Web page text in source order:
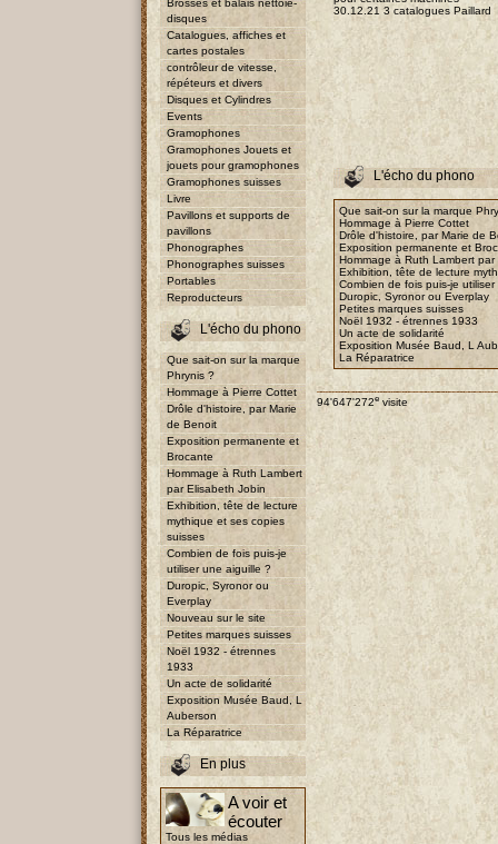
Brosses et balais nettoie-
disques
Catalogues, affiches et
cartes postales
contrôleur de vitesse,
répéteurs et divers
Disques et Cylindres
Events
Gramophones
Gramophones Jouets et
jouets pour gramophones
Gramophones suisses
Livre
Pavillons et supports de
pavillons
Phonographes
Phonographes suisses
Portables
Reproducteurs
L'écho du phono
Que sait-on sur la marque
Phrynis ?
Hommage à Pierre Cottet
Drôle d'histoire, par Marie
de Benoit
Exposition permanente et
Brocante
Hommage à Ruth Lambert
par Elisabeth Jobin
Exhibition, tête de lecture
mythique et ses copies
suisses
Combien de fois puis-je
utiliser une aiguille ?
Duropic, Syronor ou
Everplay
Nouveau sur le site
Petites marques suisses
Noël 1932 - étrennes
1933
Un acte de solidarité
Exposition Musée Baud, L
Auberson
La Réparatrice
En plus
A voir et
écouter
Tous les médias
30.12.21 3 catalogues Paillard
L'écho du phono
Que sait-on sur la marque
Hommage à Pierre Cottet
Drôle d'histoire, par Marie de
Exposition permanente et
Hommage à Ruth Lambert
Exhibition, tête de lecture
Combien de fois puis-je
Duropic, Syronor ou Everplay
Petites marques suisses
Noël 1932 - étrennes 1933
Un acte de solidarité
Exposition Musée Baud, L
La Réparatrice
94'647'272e visite